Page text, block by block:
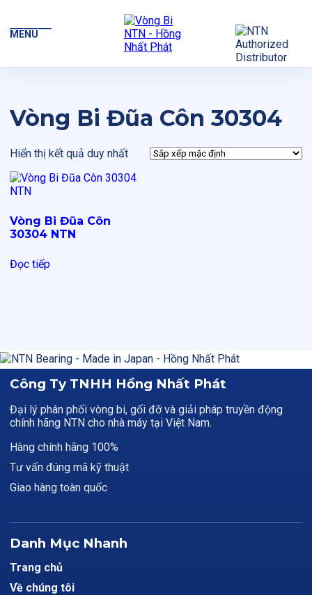
MENU
Vòng Bi Đũa Côn 30304
Hiển thị kết quả duy nhất
Vòng Bi Đũa Côn
30304 NTN
Đọc tiếp
Công Ty TNHH Hồng Nhất Phát
Đại lý phân phối vòng bi, gối đỡ và giải pháp truyền động
chính hãng NTN cho nhà máy tại Việt Nam.
Hàng chính hãng 100%
Tư vấn đúng mã kỹ thuật
Giao hàng toàn quốc
Danh Mục Nhanh
Trang chủ
Về chúng tôi